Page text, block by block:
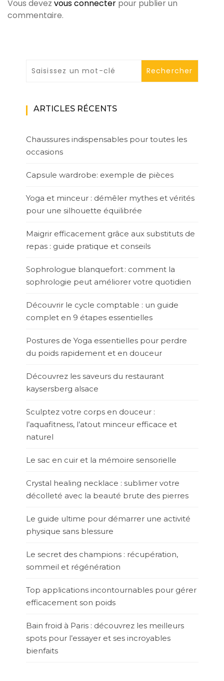
Vous devez vous connecter pour publier un
commentaire.
ARTICLES RÉCENTS
Chaussures indispensables pour toutes les
occasions
Capsule wardrobe: exemple de pièces
Yoga et minceur : démêler mythes et vérités
pour une silhouette équilibrée
Maigrir efficacement grâce aux substituts de
repas : guide pratique et conseils
Sophrologue blanquefort : comment la
sophrologie peut améliorer votre quotidien
Découvrir le cycle comptable : un guide
complet en 9 étapes essentielles
Postures de Yoga essentielles pour perdre
du poids rapidement et en douceur
Découvrez les saveurs du restaurant
kaysersberg alsace
Sculptez votre corps en douceur :
l’aquafitness, l’atout minceur efficace et
naturel
Le sac en cuir et la mémoire sensorielle
Crystal healing necklace : sublimer votre
décolleté avec la beauté brute des pierres
Le guide ultime pour démarrer une activité
physique sans blessure
Le secret des champions : récupération,
sommeil et régénération
Top applications incontournables pour gérer
efficacement son poids
Bain froid à Paris : découvrez les meilleurs
spots pour l’essayer et ses incroyables
bienfaits